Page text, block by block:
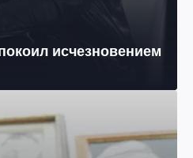
исчезновением